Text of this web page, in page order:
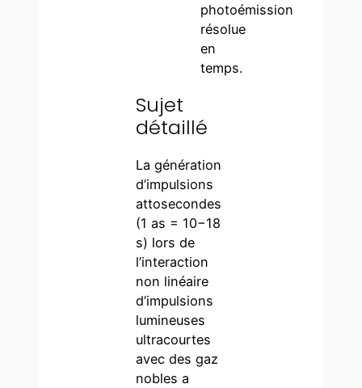
photoémission
résolue
en
temps.
Sujet
détaillé
La génération
d’impulsions
attosecondes
(1 as = 10−18
s) lors de
l’interaction
non linéaire
d’impulsions
lumineuses
ultracourtes
avec des gaz
nobles a